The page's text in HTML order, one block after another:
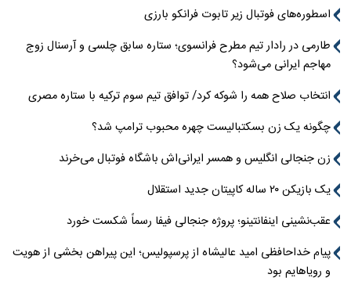
اسطوره‌های فوتبال زیر تابوت فرانکو بارزی
طارمی در رادار تیم مطرح فرانسوی؛ ستاره سابق چلسی و آرسنال زوج
مهاجم ایرانی می‌شود؟
انتخاب صلاح همه را شوکه کرد/ توافق تیم سوم ترکیه با ستاره مصری
چگونه یک زن بسکتبالیست چهره محبوب ترامپ شد؟
زن جنجالی انگلیس و همسر ایرانی‌اش باشگاه فوتبال می‌خرند
یک بازیکن ۲۰ ساله کاپیتان جدید استقلال
عقب‌نشینی اینفانتینو؛ پروژه جنجالی فیفا رسماً شکست خورد
پیام خداحافظی امید عالیشاه از پرسپولیس؛ این پیراهن بخشی از هویت
و رویاهایم بود